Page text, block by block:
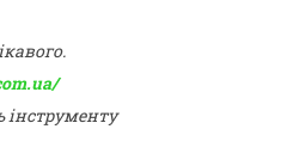
інструменту